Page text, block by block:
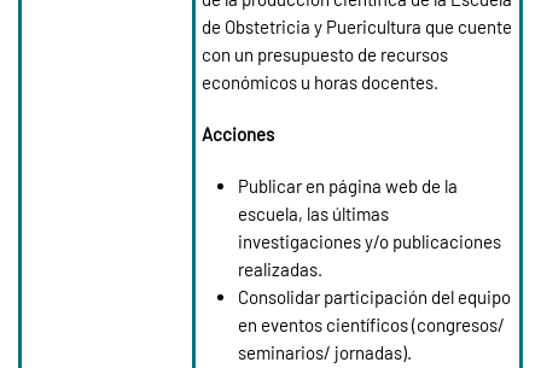
de Obstetricia y Puericultura que cuente
con un presupuesto de recursos
económicos u horas docentes.
Acciones
Publicar en página web de la
escuela, las últimas
investigaciones y/o publicaciones
realizadas.
Consolidar participación del equipo
en eventos científicos (congresos/
seminarios/ jornadas).